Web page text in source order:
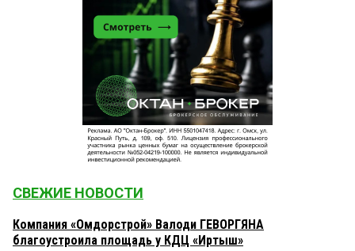
СВЕЖИЕ НОВОСТИ
Компания «Омдорстрой» Валоди ГЕВОРГЯНА
благоустроила площадь у КДЦ «Иртыш»